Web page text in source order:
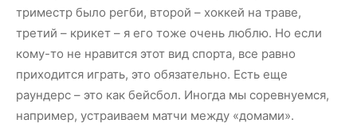
триместр было регби, второй – хоккей на траве,
третий – крикет – я его тоже очень люблю. Но если
кому-то не нравится этот вид спорта, все равно
приходится играть, это обязательно. Есть еще
раундерс – это как бейсбол. Иногда мы соревнуемся,
например, устраиваем матчи между «домами».